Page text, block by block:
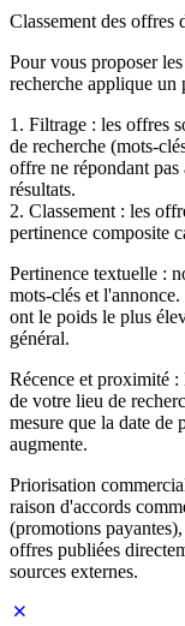
Classement des offres
Pour vous proposer
recherche applique un
1. Filtrage : les offres
de recherche (mots-
offre ne répondant pas
résultats.
2. Classement : les
pertinence composite
Pertinence textuelle :
mots-clés et
ont le poids le plus
général.
Récence et proximité :
de votre lieu de
mesure que la date de
augmente.
Priorisation
raison d'accords
(promotions
offres publiées
sources externes.